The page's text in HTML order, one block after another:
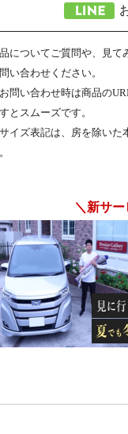
についてご質問や、見て
い合わせください。
問い合わせ時は商品の
とスムーズです。
イズ表記は、房を除いた
＼新サ